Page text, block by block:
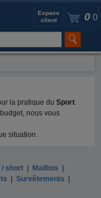
0 0
Espace
client
la pratique duSport.
nous vous
situation.
/ short Maillots
|Survêtements